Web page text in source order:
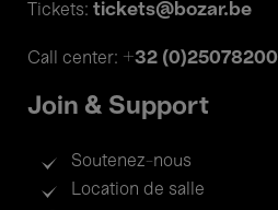
Tickets: tickets@bozar.be
Call center: +32 (0)25078200
Join & Support
Soutenez-nous
Location de salle